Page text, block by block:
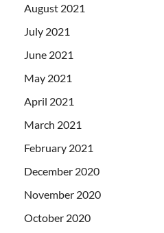
August 2021
July 2021
June 2021
May 2021
April 2021
March 2021
February 2021
December 2020
November 2020
October 2020